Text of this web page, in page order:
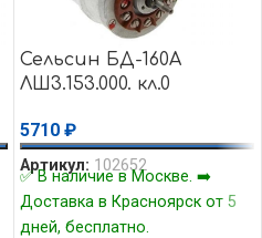
Сельсин БД-160А
ЛШ3.153.000. кл.0
5710 ₽
Артикул: 102652
✅ В наличие в Москве. ➡️
Доставка в Красноярск от 5
дней, бесплатно.